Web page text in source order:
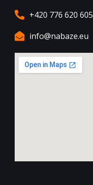
+420 776 620 605
info@nabaze.eu